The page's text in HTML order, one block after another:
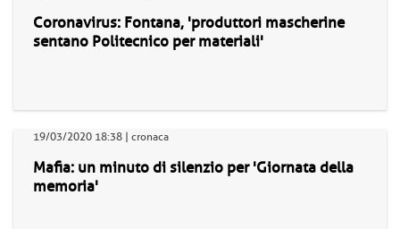
Coronavirus: Fontana, 'produttori mascherine
sentano Politecnico per materiali'
19/03/2020 18:38 | cronaca
Mafia: un minuto di silenzio per 'Giornata della
memoria'